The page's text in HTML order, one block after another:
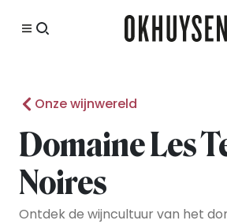
Onze wijnwereld
Domaine Les
Noires
Ontdek de wijncultuur van het